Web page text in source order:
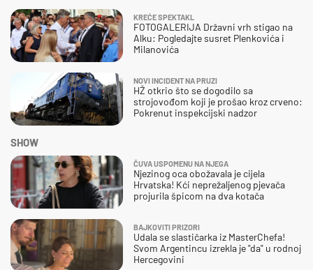
KREĆE SPEKTAKL
FOTOGALERIJA Državni vrh stigao na
Alku: Pogledajte susret Plenkovića i
Milanovića
NOVI INCIDENT NA PRUZI
HŽ otkrio što se dogodilo sa
strojovođom koji je prošao kroz crveno:
Pokrenut inspekcijski nadzor
SHOW
ČUVA USPOMENU NA NJEGA
Njezinog oca obožavala je cijela
Hrvatska! Kći neprežaljenog pjevača
projurila špicom na dva kotača
BAJKOVITI PRIZORI
Udala se slastičarka iz MasterChefa!
Svom Argentincu izrekla je "da" u rodnoj
Hercegovini